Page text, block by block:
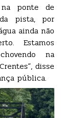
na ponte de
pista, por
ainda não
Estamos
na
disse
pública.